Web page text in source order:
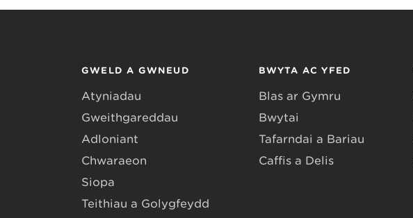
GWELD A GWNEUD
Atyniadau
Gweithgareddau
Adloniant
Chwaraeon
Siopa
Teithiau a Golygfeydd
BWYTA AC YFED
Blas ar Gymru
Bwytai
Tafarndai a Bariau
Caffis a Delis